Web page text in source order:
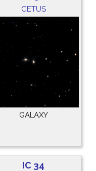
CETUS
GALAXY
IC 34